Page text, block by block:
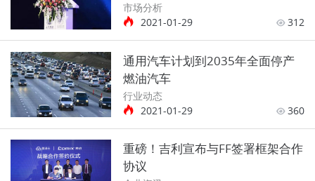
市场分析
2021-01-29
312
通用汽车计划到2035年全面停产
燃油汽车
行业动态
2021-01-29
360
重磅！吉利宣布与FF签署框架合作
协议